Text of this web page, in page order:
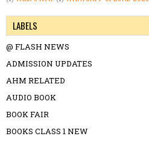
LABELS
@ FLASH NEWS
ADMISSION UPDATES
AHM RELATED
AUDIO BOOK
BOOK FAIR
BOOKS CLASS 1 NEW